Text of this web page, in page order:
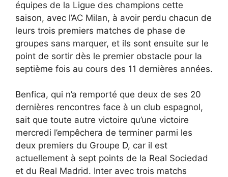
équipes de la Ligue des champions cette
saison, avec l’AC Milan, à avoir perdu chacun de
leurs trois premiers matches de phase de
groupes sans marquer, et ils sont ensuite sur le
point de sortir dès le premier obstacle pour la
septième fois au cours des 11 dernières années.
Benfica, qui n’a remporté que deux de ses 20
dernières rencontres face à un club espagnol,
sait que toute autre victoire qu’une victoire
mercredi l’empêchera de terminer parmi les
deux premiers du Groupe D, car il est
actuellement à sept points de la Real Sociedad
et du Real Madrid. Inter avec trois matchs